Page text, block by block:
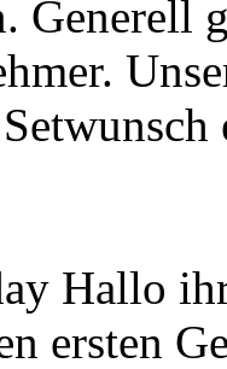
Generell
Hallo
ersten